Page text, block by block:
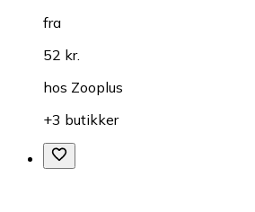
fra
52 kr.
hos Zooplus
+3 butikker